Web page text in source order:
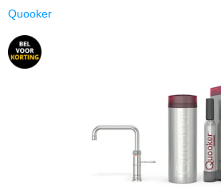
Quooker